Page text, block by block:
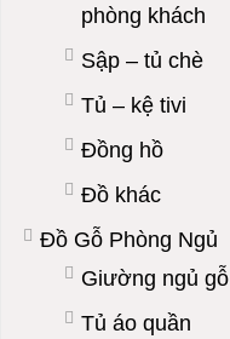
phòng khách
Sập – tủ chè
Tủ – kệ tivi
Đồng hồ
Đồ khác
Đồ Gỗ Phòng Ngủ
Giường ngủ gỗ
Tủ áo quần